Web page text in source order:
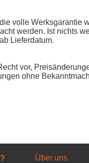
volle Werksgarantie
werden. Ist nichts
Lieferdatum.
vor,
ohne
Über uns